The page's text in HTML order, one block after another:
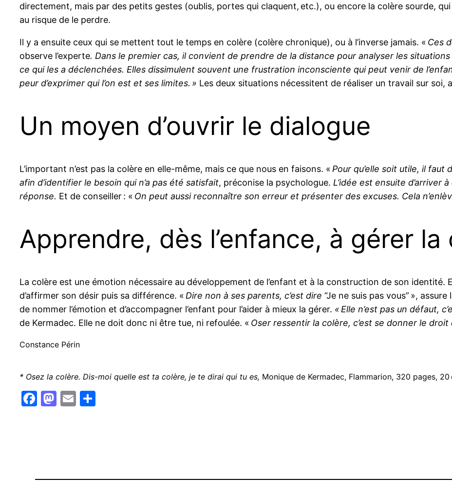
directement, mais par des petits gestes (oublis, portes qui claquent, etc.), ou encore la colère sourde,
au risque de le perdre.
Il y a ensuite ceux qui se mettent tout le temps en colère (colère chronique), ou à l’inverse jamais. « Ces
observe l’experte. Dans le premier cas, il convient de prendre de la distance pour analyser les
ce qui les a déclenchées. Elles dissimulent souvent une frustration inconsciente qui peut venir de
peur d’exprimer qui l’on est et ses limites. » Les deux situations nécessitent de réaliser un travail sur soi,
Un moyen d’ouvrir le dialogue
L’important n’est pas la colère en elle-même, mais ce que nous en faisons. « Pour qu’elle soit utile, il faut
afin d’identifier le besoin qui n’a pas été satisfait, préconise la psychologue. L’idée est ensuite d’arriver
réponse. Et de conseiller : « On peut aussi reconnaître son erreur et présenter des excuses. Cela
Apprendre, dès l’enfance, à gérer la
La colère est une émotion nécessaire au développement de l’enfant et à la construction de son identité.
d’affirmer son désir puis sa différence. «Dire non à ses parents, c’est dire “Je ne suis pas vous” »,
de nommer l’émotion et d’accompagner l’enfant pour l’aider à mieux la gérer. « Elle n’est pas un défaut,
de Kermadec. Elle ne doit donc ni être tue, ni refoulée. « Oser ressentir la colère, c’est se donner le droit
Constance Périn
* Osez la colère. Dis-moi quelle est ta colère, je te dirai qui tu es, Monique de Kermadec, Flammarion, 320 pages, 20
Facebook
Mastodon
Email